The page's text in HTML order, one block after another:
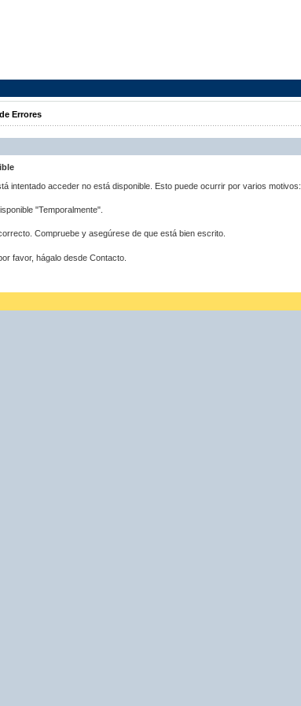
Errores
intentado acceder no está disponible. Esto puede ocurrir por varios motivos:
"Temporalmente".
Compruebe y asegúrese de que está bien escrito.
favor, hágalo desde Contacto.